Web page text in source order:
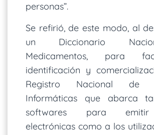
personas”.
Se refirió, de este modo, al
un Diccionario
Medicamentos, para
identificación y
Registro Nacional de
Informáticas que abarca
softwares para
electrónicas como a los